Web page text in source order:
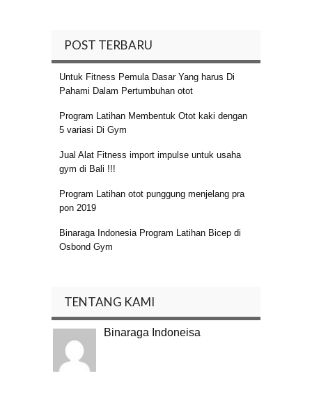
POST TERBARU
Untuk Fitness Pemula Dasar Yang harus Di
Pahami Dalam Pertumbuhan otot
Program Latihan Membentuk Otot kaki dengan
5 variasi Di Gym
Jual Alat Fitness import impulse untuk usaha
gym di Bali !!!
Program Latihan otot punggung menjelang pra
pon 2019
Binaraga Indonesia Program Latihan Bicep di
Osbond Gym
TENTANG KAMI
Binaraga Indoneisa